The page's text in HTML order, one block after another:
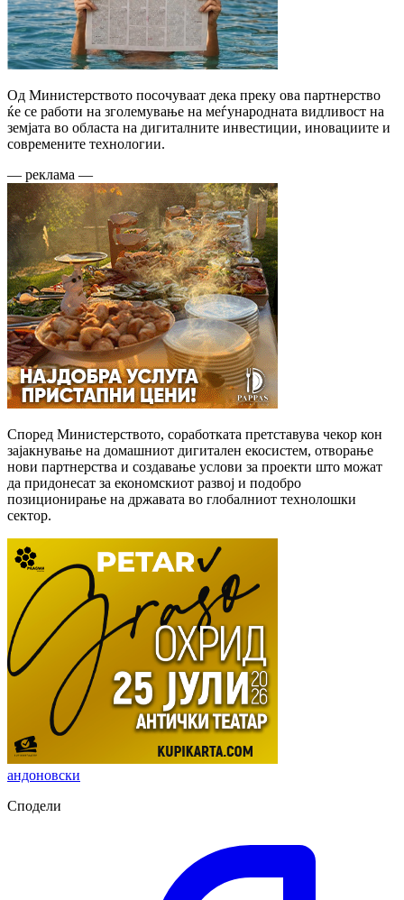
Од Министерството посочуваат дека преку ова партнерство
ќе се работи на зголемување на меѓународната видливост на
земјата во областа на дигиталните инвестиции, иновациите и
современите технологии.
— реклама —
Според Министерството, соработката претставува чекор кон
зајакнување на домашниот дигитален екосистем, отворање
нови партнерства и создавање услови за проекти што можат
да придонесат за економскиот развој и подобро
позиционирање на државата во глобалниот технолошки
сектор.
андоновски
Сподели